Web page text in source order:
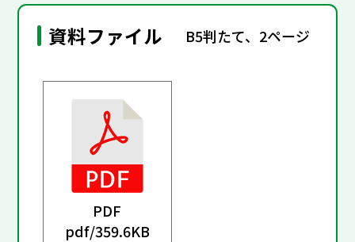
資料ファイル B5判たて、2ページ
PDF
pdf/359.6KB